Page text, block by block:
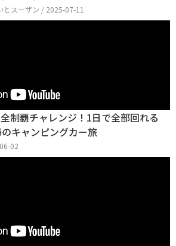
スーザン / 2025-07-11
制覇チャレンジ！1日で全部回れる
キャンピングカー旅
02